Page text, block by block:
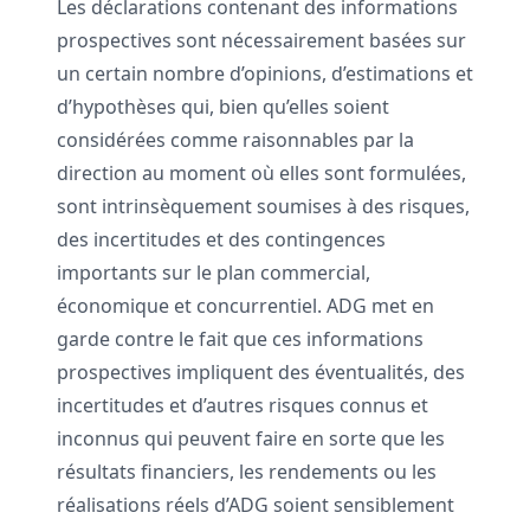
Les déclarations contenant des informations
prospectives sont nécessairement basées sur
un certain nombre d’opinions, d’estimations et
d’hypothèses qui, bien qu’elles soient
considérées comme raisonnables par la
direction au moment où elles sont formulées,
sont intrinsèquement soumises à des risques,
des incertitudes et des contingences
importants sur le plan commercial,
économique et concurrentiel. ADG met en
garde contre le fait que ces informations
prospectives impliquent des éventualités, des
incertitudes et d’autres risques connus et
inconnus qui peuvent faire en sorte que les
résultats financiers, les rendements ou les
réalisations réels d’ADG soient sensiblement